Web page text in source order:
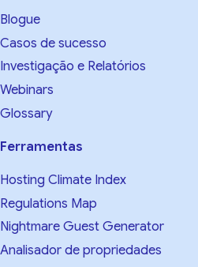
Blogue
Casos de sucesso
Investigação e Relatórios
Webinars
Glossary
Ferramentas
Hosting Climate Index
Regulations Map
Nightmare Guest Generator
Analisador de propriedades